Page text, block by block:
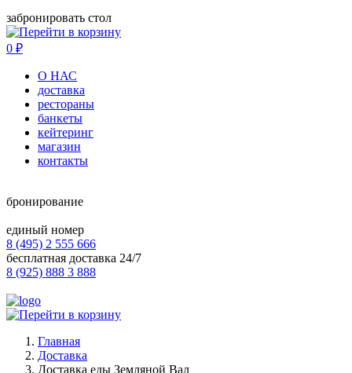
забронировать стол
0 ₽
О НАС
доставка
рестораны
банкеты
кейтеринг
магазин
контакты
бронирование
единый номер
8 (495) 2 555 666
бесплатная доставка 24/7
8 (925) 888 3 888
Главная
Доставка
Доставка еды Земляной Вал